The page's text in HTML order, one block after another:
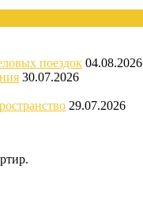
поездок 04.08.2026
30.07.2026
29.07.2026